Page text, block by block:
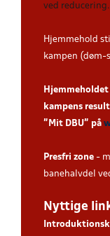
ved reducering.
Hjemmehold
kampen (døm-
kampens
”Mit DBU” på
Presfri zone -
banehalvdel
Nyttige